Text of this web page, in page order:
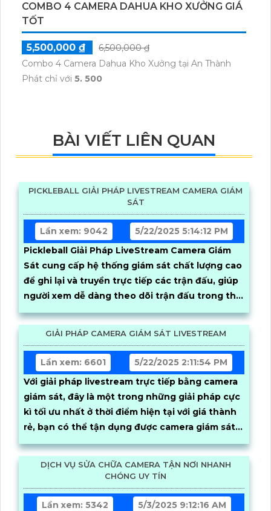
COMBO 4 CAMERA DAHUA KHO XƯỞNG GIÁ
TỐT
5,500,000 ₫
6,500,000 ₫
Combo 4 Camera Dahua Kho Xưởng tại An Thành
Phát chỉ với 5. 500
BÀI VIẾT LIÊN QUAN
PICKLEBALL GIẢI PHÁP LIVESTREAM CAMERA GIÁM
SÁT
Lần xem: 9042
5/22/2025 5:14:12 PM
Pickleball Giải Pháp LiveStream Camera Giám
Sát cung cấp hệ thống giám sát chất lượng cao
để ghi lại và truyền trực tiếp các trận đấu, giúp
người xem dễ dàng theo dõi trận đấu trong thời
gian thực. Người dùng có thể cắt video khoảnh
khắc hay trực tiếp và dễ dàng
GIẢI PHÁP CAMERA GIÁM SÁT LIVESTREAM
Lần xem: 6601
5/22/2025 2:11:54 PM
Với giải pháp livestream trực tiếp bằng camera
giám sát, đây là một trong những giải pháp cực
kì tối ưu nhất ở thời điểm hiện tại với giá thành
rẻ, bạn có thể tận dụng được camera giám sát
để livestream
DỊCH VỤ SỬA CHỮA CAMERA TẬN NƠI NHANH
CHÓNG UY TÍN
Lần xem: 5342 5/3/2025 9:12:16 AM